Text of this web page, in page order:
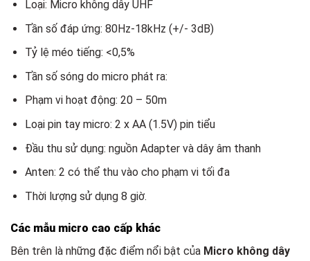
Loại: Micro không dây UHF
Tần số đáp ứng: 80Hz-18kHz (+/- 3dB)
Tỷ lệ méo tiếng: <0,5%
Tần số sóng do micro phát ra:
Phạm vi hoạt động: 20 – 50m
Loại pin tay micro: 2 x AA (1.5V) pin tiểu
Đầu thu sử dụng: nguồn Adapter và dây âm thanh
Anten: 2 có thể thu vào cho phạm vi tối đa
Thời lượng sử dụng 8 giờ.
Các mẫu micro cao cấp khác
Bên trên là những đặc điểm nổi bật của Micro không dây